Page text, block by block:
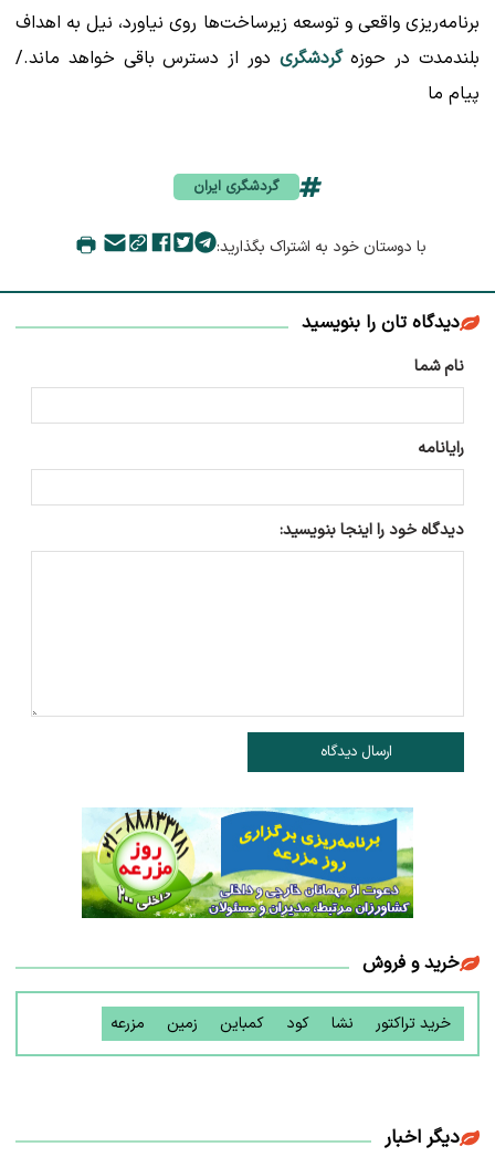
برنامه‌ریزی واقعی و توسعه زیرساخت‌ها روی نیاورد، نیل به اهداف
بلندمدت در حوزهگردشگری دور از دسترس باقی خواهد ماند./
پیام ما
گردشگری ایران
با دوستان خود به اشتراک بگذارید:
دیدگاه تان را بنویسید
نام شما
رایانامه
دیدگاه خود را اینجا بنویسید:
ارسال دیدگاه
خرید و فروش
خرید تراکتور نشا کود کمباین زمین مزرعه
دیگر اخبار